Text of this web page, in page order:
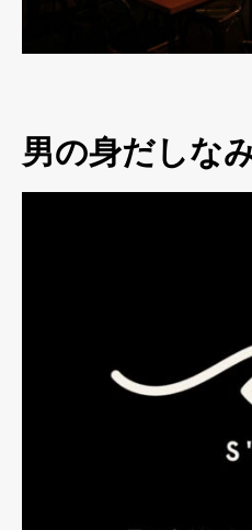
男の身だしな